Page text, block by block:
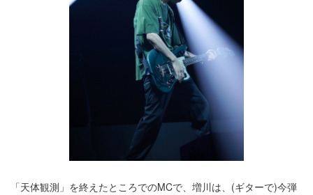
「天体観測」を終えたところでのMCで、増川は、(ギターで)今弾